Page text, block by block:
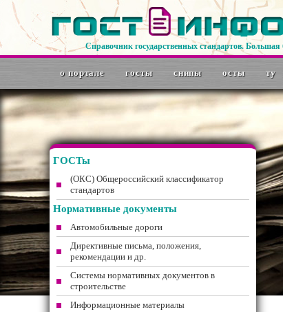
Справочник государственных стандартов.
о портале госты снипы осты ту
ГОСТы
(ОКС) Общероссийский классификатор
стандартов
Нормативные документы
Автомобильные дороги
Директивные письма, положения,
рекомендации и др.
Системы нормативных документов в
строительстве
Информационные материалы